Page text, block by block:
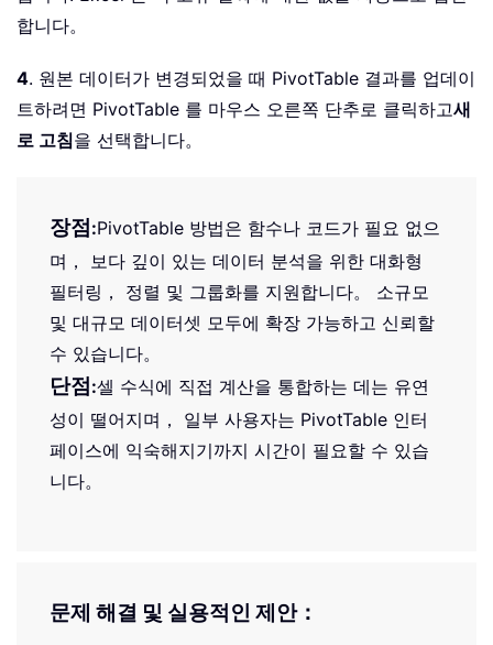
합니다。
4. 원본 데이터가 변경되었을 때 PivotTable 결과를 업데이
트하려면 PivotTable 를 마우스 오른쪽 단추로 클릭하고새
로 고침을 선택합니다。
장점 :PivotTable 방법은 함수나 코드가 필요 없으
며， 보다 깊이 있는 데이터 분석을 위한 대화형
필터링， 정렬 및 그룹화를 지원합니다。 소규모
및 대규모 데이터셋 모두에 확장 가능하고 신뢰할
수 있습니다。
단점 :셀 수식에 직접 계산을 통합하는 데는 유연
성이 떨어지며， 일부 사용자는 PivotTable 인터
페이스에 익숙해지기까지 시간이 필요할 수 있습
니다。
문제 해결 및 실용적인 제안：